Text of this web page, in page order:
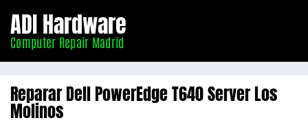
Madrid
ADI Hardware
Computer Repair Madrid
Reparar Dell PowerEdge T640 Server Los
Molinos